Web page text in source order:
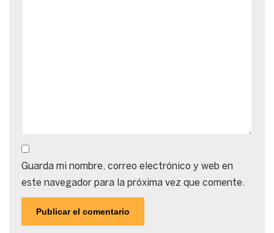
Guarda mi nombre, correo electrónico y web en
este navegador para la próxima vez que comente.